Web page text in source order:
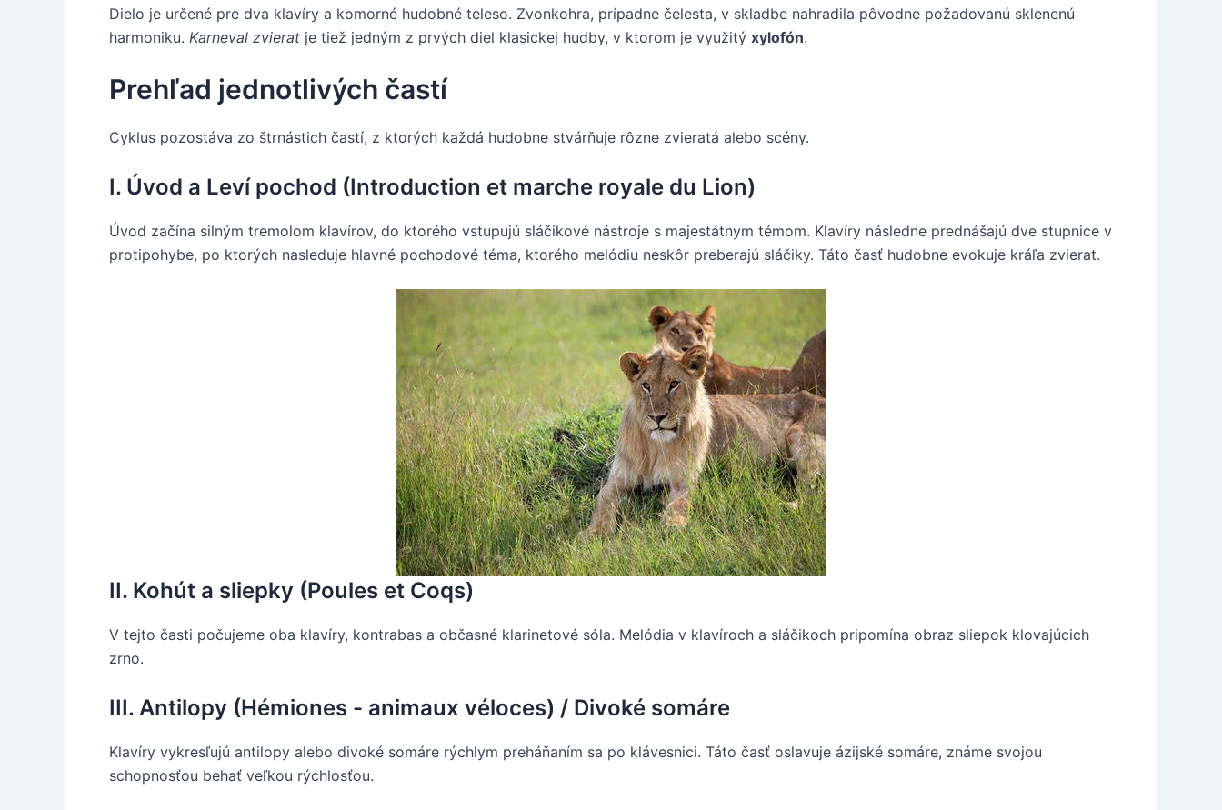
Dielo je určené pre dva klavíry a komorné hudobné teleso. Zvonkohra, prípadne čelesta, v skladbe nahradila pôvodne požadovanú sklenenú
harmoniku. Karneval zvierat je tiež jedným z prvých diel klasickej hudby, v ktorom je využitý xylofón.
Prehľad jednotlivých častí
Cyklus pozostáva zo štrnástich častí, z ktorých každá hudobne stvárňuje rôzne zvieratá alebo scény.
I. Úvod a Leví pochod (Introduction et marche royale du Lion)
Úvod začína silným tremolom klavírov, do ktorého vstupujú sláčikové nástroje s majestátnym témom. Klavíry následne prednášajú dve stupnice v
protipohybe, po ktorých nasleduje hlavné pochodové téma, ktorého melódiu neskôr preberajú sláčiky. Táto časť hudobne evokuje kráľa zvierat.
II. Kohút a sliepky (Poules et Coqs)
V tejto časti počujeme oba klavíry, kontrabas a občasné klarinetové sóla. Melódia v klavíroch a sláčikoch pripomína obraz sliepok klovajúcich
zrno.
III. Antilopy (Hémiones - animaux véloces) / Divoké somáre
Klavíry vykresľujú antilopy alebo divoké somáre rýchlym preháňaním sa po klávesnici. Táto časť oslavuje ázijské somáre, známe svojou
schopnosťou behať veľkou rýchlosťou.